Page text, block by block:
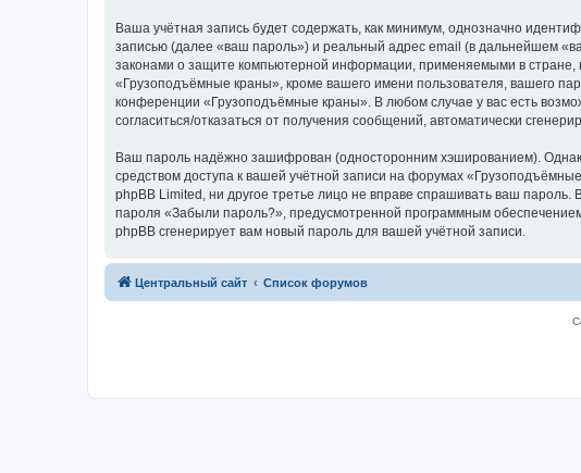
Ваша учётная запись будет содержать, как минимум, однозначно
записью (далее «ваш пароль») и реальный адрес email (в дальнейшем
законами о защите компьютерной информации, применяемыми в
«Грузоподъёмные краны», кроме вашего имени пользователя, вашего
конференции «Грузоподъёмные краны». В любом случае у вас есть
согласиться/отказаться от получения сообщений, автоматически
Ваш пароль надёжно зашифрован (односторонним хэшированием).
средством доступа к вашей учётной записи на форумах
phpBB Limited, ни другое третье лицо не вправе спрашивать ваш
пароля «Забыли пароль?», предусмотренной программным
phpBB сгенерирует вам новый пароль для вашей учётной записи.
Центральный сайт Список форумов